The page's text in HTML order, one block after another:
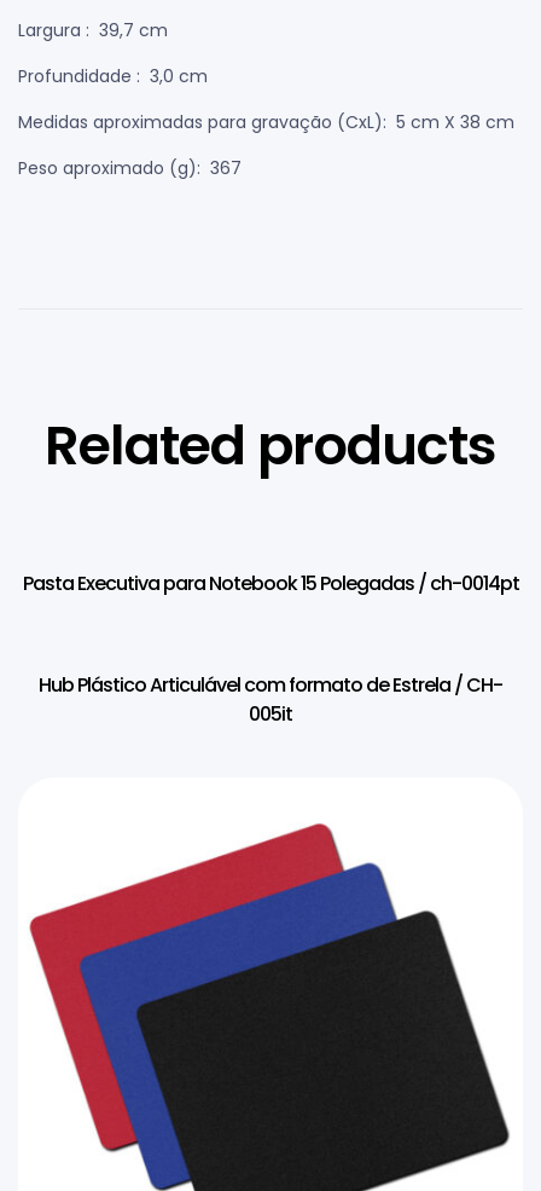
Largura : 39,7 cm
Profundidade : 3,0 cm
Medidas aproximadas para gravação (CxL): 5 cm X 38 cm
Peso aproximado (g): 367
Related products
Pasta Executiva para Notebook 15 Polegadas / ch-0014pt
Hub Plástico Articulável com formato de Estrela / CH-
005it